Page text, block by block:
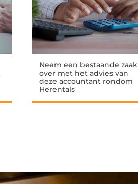
Neem een bestaande zaak
over met het advies van
deze accountant rondom
Herentals